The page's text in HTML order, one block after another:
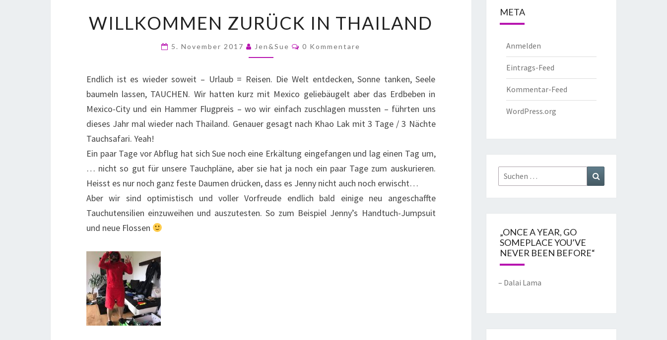
WILLKOMMEN ZURÜCK IN THAILAND
5. November 2017 Jen&Sue 0 Kommentare
Endlich ist es wieder soweit – Urlaub = Reisen. Die Welt entdecken, Sonne tanken, Seele
baumeln lassen, TAUCHEN. Wir hatten kurz mit Mexico geliebäugelt aber das Erdbeben in
Mexico-City und ein Hammer Flugpreis – wo wir einfach zuschlagen mussten – führten uns
dieses Jahr mal wieder nach Thailand. Genauer gesagt nach Khao Lak mit 3 Tage / 3 Nächte
Tauchsafari. Yeah!
Ein paar Tage vor Abflug hat sich Sue noch eine Erkältung eingefangen und lag einen Tag um,
… nicht so gut für unsere Tauchpläne, aber sie hat ja noch ein paar Tage zum auskurieren.
Heisst es nur noch ganz feste Daumen drücken, dass es Jenny nicht auch noch erwischt…
Aber wir sind optimistisch und voller Vorfreude endlich bald einige neu angeschaffte
Tauchutensilien einzuweihen und auszutesten. So zum Beispiel Jenny’s Handtuch-Jumpsuit
und neue Flossen
META
Anmelden
Eintrags-Feed
Kommentar-Feed
WordPress.org
„ONCE A YEAR, GO
SOMEPLACE YOU’VE
NEVER BEEN BEFORE“
– Dalai Lama